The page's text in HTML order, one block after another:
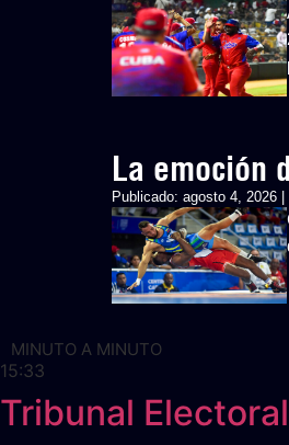
La emoción
Publicado: agosto 4, 2026 |
MINUTO A MINUTO
15:33
Tribunal